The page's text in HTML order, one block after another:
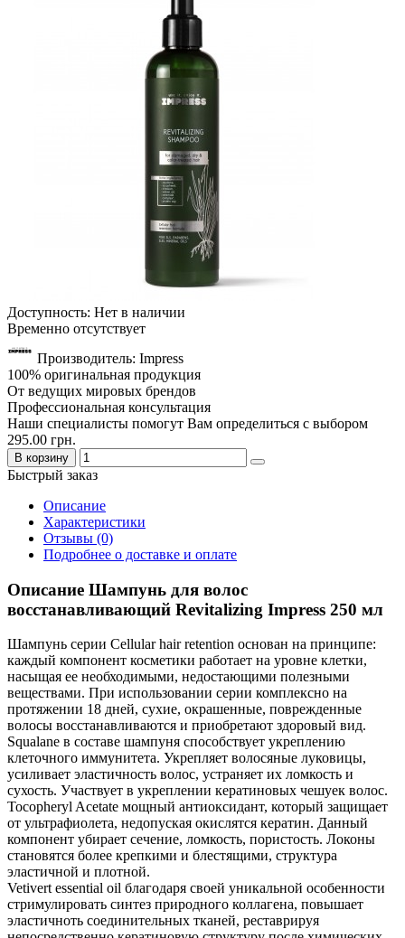
Доступность: Нет в наличии
Временно отсутствует
Производитель: Impress
100% оригинальная продукция
От ведущих мировых брендов
Профессиональная консультация
Наши специалисты помогут Вам определиться с выбором
295.00 грн.
В корзину
Быстрый заказ
Описание
Характеристики
Отзывы (0)
Подробнее о доставке и оплате
Описание Шампунь для волос
восстанавливающий Revitalizing Impress 250 мл
Шампунь серии Cellular hair retention основан на принципе:
каждый компонент косметики работает на уровне клетки,
насыщая ее необходимыми, недостающими полезными
веществами. При использовании серии комплексно на
протяжении 18 дней, сухие, окрашенные, поврежденные
волосы восстанавливаются и приобретают здоровый вид.
Squalane в составе шампуня способствует укреплению
клеточного иммунитета. Укрепляет волосяные луковицы,
усиливает эластичность волос, устраняет их ломкость и
сухость. Участвует в укреплении кератиновых чешуек волос.
Tocopheryl Acetate мощный антиоксидант, который защищает
от ультрафиолета, недопуская окислятся кератин. Данный
компонент убирает сечение, ломкость, пористость. Локоны
становятся более крепкими и блестящими, структура
эластичной и плотной.
Vetivert essential oil благодаря своей уникальной особенности
стримулировать синтез природного коллагена, повышает
эластичноть соединительных тканей, реставрируя